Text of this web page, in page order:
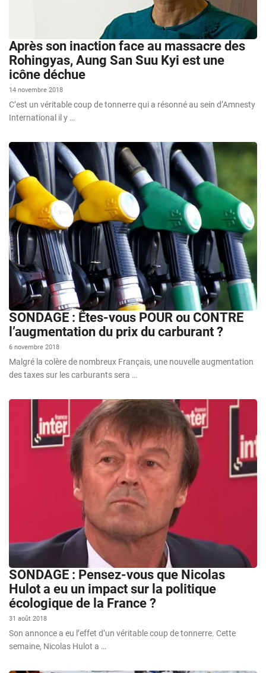
Après son inaction face au massacre des
Rohingyas, Aung San Suu Kyi est une
icône déchue
14 novembre 2018
C’est un véritable coup de tonnerre qui a résonné au sein d’Amnesty
International il y …
SONDAGE : Êtes-vous POUR ou CONTRE
l’augmentation du prix du carburant ?
6 novembre 2018
Malgré la colère de nombreux Français, une nouvelle augmentation
des taxes sur les carburants sera …
SONDAGE : Pensez-vous que Nicolas
Hulot a eu un impact sur la politique
écologique de la France ?
31 août 2018
Son annonce a eu l’effet d’un véritable coup de tonnerre. Cette
semaine, Nicolas Hulot a …